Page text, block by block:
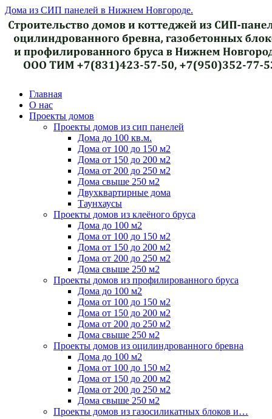
Дома из СИП панелей в Нижнем Новгороде.
Главная
О нас
Проекты домов
Проекты домов из сип панелей
Дома до 100 кв.м.
Дома от 100 до 150 м2
Дома от 150 до 200 м2
Дома от 200 до 250 м2
Дома свыше 250 м2
Двухквартирные дома
Таунхаусы
Проекты домов из клеёного бруса
Дома до 100 м2
Дома от 100 до 150 м2
Дома от 150 до 200 м2
Дома от 200 до 250 м2
Дома свыше 250 м2
Проекты домов из профилированного бруса
Дома до 100 м2
Дома от 100 до 150 м2
Дома от 150 до 200 м2
Дома от 200 до 250 м2
Дома свыше 250 м2
Проекты домов из оцилиндрованного бревна
Дома до 100 м2
Дома от 100 до 150 м2
Дома от 150 до 200 м2
Дома от 200 до 250 м2
Дома свыше 250 м2
Проекты домов из газосиликатных блоков и…